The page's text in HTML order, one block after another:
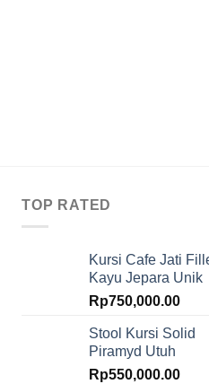
TOP RATED
Kursi Cafe Jati
Kayu Jepara Unik
Rp750,000.00
Stool Kursi Solid
Piramyd Utuh
Rp550,000.00